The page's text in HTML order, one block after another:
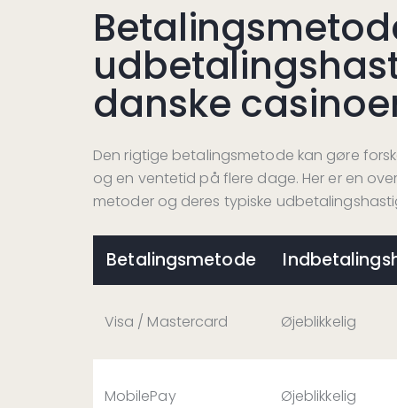
danske
Den rigtige betalingsmetode kan gøre
og en ventetid på flere dage. Her er en
metoder og deres typiske
Betalingsmetode
Visa / Mastercard Øjeblikkelig
MobilePay Øjeblikkelig